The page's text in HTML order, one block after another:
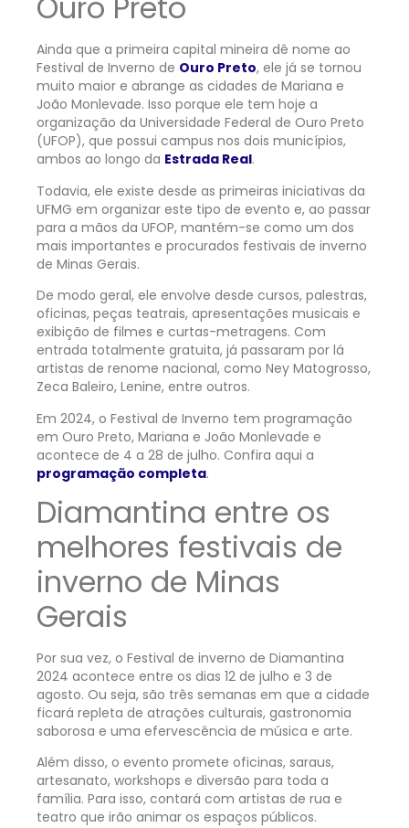
Ainda que a primeira capital mineira dê nome ao
Festival de Inverno de Ouro Preto, ele já se tornou
muito maior e abrange as cidades de Mariana e
João Monlevade. Isso porque ele tem hoje a
organização da Universidade Federal de Ouro Preto
(UFOP), que possui campus nos dois municípios,
ambos ao longo da Estrada Real.
Todavia, ele existe desde as primeiras iniciativas da
UFMG em organizar este tipo de evento e, ao passar
para a mãos da UFOP, mantém-se como um dos
mais importantes e procurados festivais de inverno
de Minas Gerais.
De modo geral, ele envolve desde cursos, palestras,
oficinas, peças teatrais, apresentações musicais e
exibição de filmes e curtas-metragens. Com
entrada totalmente gratuita, já passaram por lá
artistas de renome nacional, como Ney Matogrosso,
Zeca Baleiro, Lenine, entre outros.
Em 2024, o Festival de Inverno tem programação
em Ouro Preto, Mariana e João Monlevade e
acontece de 4 a 28 de julho. Confira aqui a
programação completa.
Diamantina entre os
melhores festivais de
inverno de Minas
Gerais
Por sua vez, o Festival de inverno de Diamantina
2024 acontece entre os dias 12 de julho e 3 de
agosto. Ou seja, são três semanas em que a cidade
ficará repleta de atrações culturais, gastronomia
saborosa e uma efervescência de música e arte.
Além disso, o evento promete oficinas, saraus,
artesanato, workshops e diversão para toda a
família. Para isso, contará com artistas de rua e
teatro que irão animar os espaços públicos.